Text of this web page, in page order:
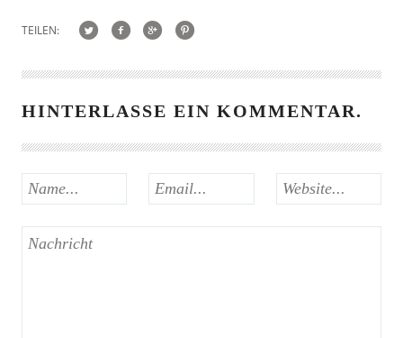
TEILEN:
HINTERLASSE EIN KOMMENTAR.